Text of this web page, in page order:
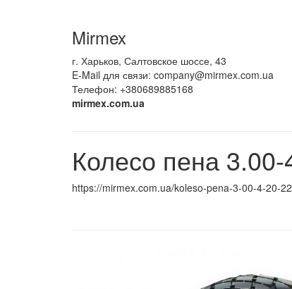
Mirmex
г. Харьков, Салтовское шоссе, 43
E-Mail для связи: company@mirmex.com.ua
Телефон: +380689885168
mirmex.com.ua
Колесо пена
https://mirmex.com.ua/koleso-pena-3-00-4-20-22